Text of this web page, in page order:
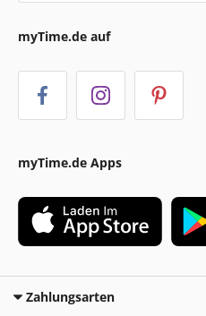
myTime.de auf
myTime.de Apps
Zahlungsarten